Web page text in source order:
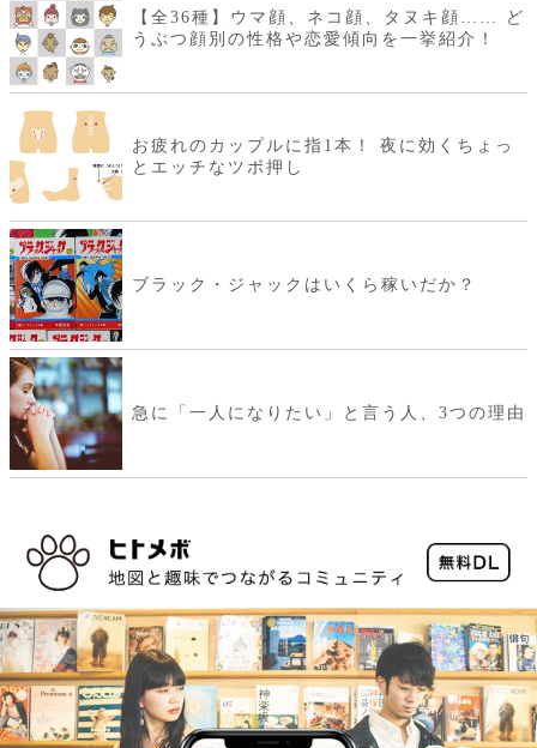
【全36種】ウマ顔、ネコ顔、タヌキ顔…… ど
うぶつ顔別の性格や恋愛傾向を一挙紹介！
お疲れのカップルに指1本！ 夜に効くちょっ
とエッチなツボ押し
ブラック・ジャックはいくら稼いだか？
急に「一人になりたい」と言う人、3つの理由